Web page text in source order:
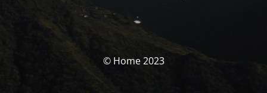
© Home 2023